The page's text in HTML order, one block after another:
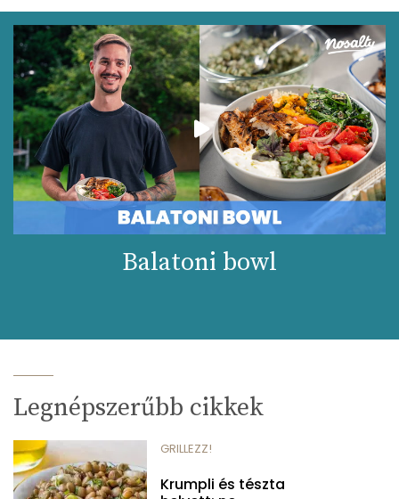
Balatoni bowl
Legnépszerűbb cikkek
GRILLEZZ!
Krumpli és tészta